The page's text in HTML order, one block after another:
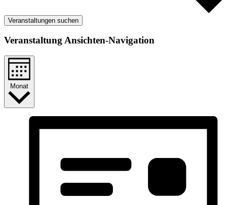
Veranstaltungen suchen
Veranstaltung Ansichten-Navigation
Monat